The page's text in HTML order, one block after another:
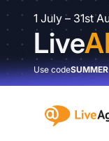
1 July – 31st
Live
Use code
:site.title